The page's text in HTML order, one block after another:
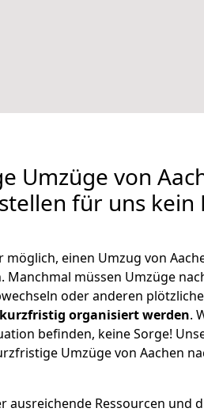
Umzüge von
für uns kein
möglich, einen Umzug von
Manchmal müssen Umzüge
oder anderen
organisiert werden.
befinden, keine Sorge!
Umzüge von Aachen
ausreichende Ressourcen und